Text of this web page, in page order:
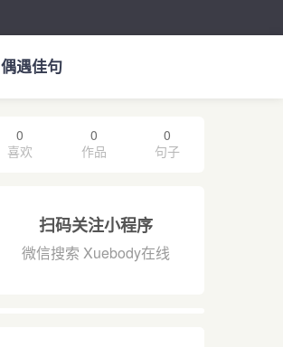
偶遇佳句
0
喜欢
0
作品
0
句子
扫码关注小程序
微信搜索 Xuebody在线